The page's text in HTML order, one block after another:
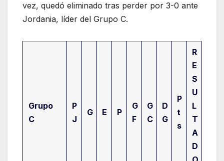
vez, quedó eliminado tras perder por 3-0 ante
Jordania, líder del Grupo C.
Grupo
C
P
J
G E P
G
F
G
C
D
G
P
t
s
R
E
S
U
L
T
A
D